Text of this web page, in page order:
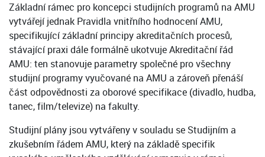
Základní rámec pro koncepci studijních programů na AMU
vytvářejí jednak Pravidla vnitřního hodnocení AMU,
specifikující základní principy akreditačních procesů,
stávající praxi dále formálně ukotvuje Akreditační řád
AMU: ten stanovuje parametry společné pro všechny
studijní programy vyučované na AMU a zároveň přenáší
část odpovědnosti za oborové specifikace (divadlo, hudba,
tanec, film/televize) na fakulty.
Studijní plány jsou vytvářeny v souladu se Studijním a
zkušebním řádem AMU, který na základě specifik